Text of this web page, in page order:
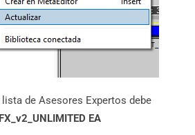
de Asesores Expertos debe
EA